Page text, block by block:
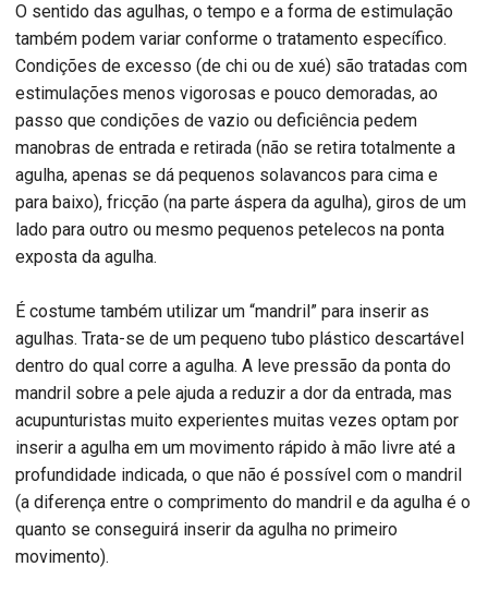
O sentido das agulhas, o tempo e a forma de estimulação
também podem variar conforme o tratamento específico.
Condições de excesso (de chi ou de xué) são tratadas com
estimulações menos vigorosas e pouco demoradas, ao
passo que condições de vazio ou deficiência pedem
manobras de entrada e retirada (não se retira totalmente a
agulha, apenas se dá pequenos solavancos para cima e
para baixo), fricção (na parte áspera da agulha), giros de um
lado para outro ou mesmo pequenos petelecos na ponta
exposta da agulha.
É costume também utilizar um “mandril” para inserir as
agulhas. Trata-se de um pequeno tubo plástico descartável
dentro do qual corre a agulha. A leve pressão da ponta do
mandril sobre a pele ajuda a reduzir a dor da entrada, mas
acupunturistas muito experientes muitas vezes optam por
inserir a agulha em um movimento rápido à mão livre até a
profundidade indicada, o que não é possível com o mandril
(a diferença entre o comprimento do mandril e da agulha é o
quanto se conseguirá inserir da agulha no primeiro
movimento).